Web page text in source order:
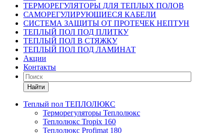
ТЕРМОРЕГУЛЯТОРЫ ДЛЯ ТЕПЛЫХ ПОЛОВ
САМОРЕГУЛИРУЮЩИЕСЯ КАБЕЛИ
СИСТЕМА ЗАЩИТЫ ОТ ПРОТЕЧЕК НЕПТУН
ТЕПЛЫЙ ПОЛ ПОД ПЛИТКУ
ТЕПЛЫЙ ПОЛ В СТЯЖКУ
ТЕПЛЫЙ ПОЛ ПОД ЛАМИНАТ
Акции
Контакты
Найти
Теплый пол ТЕПЛОЛЮКС
Терморегуляторы Теплолюкс
Теплолюкс Tropix 160
Теплолюкс Profimat 180